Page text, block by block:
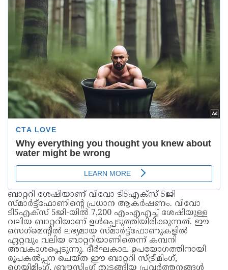
ബാറ്ററി ശേഷിയാണ് വിവോ ടി5എക്‌സ് 5ജി
സ്‌മാര്‍ട്ട്‌ഫോണിന്‍റെ പ്രധാന ആകർഷണം. വിവോ
ടി5എക്‌സ് 5ജി-യിൽ 7,200 എംഎഎച്ച് ശേഷിയുള്ള
വലിയ ബാറ്ററിയാണ് ഉള്‍പ്പെടുത്തിയിരിക്കുന്നത്. ഈ
സെഗ്‌മെന്‍റില്‍ ലഭ്യമായ സ്‍മാർട്ട്ഫോണുകളിൽ
ഏറ്റവും വലിയ ബാറ്ററിയാണിതെന്ന് കമ്പനി
അവകാശപ്പെടുന്നു. ദീർഘകാല ഉപയോഗത്തിനായി
രൂപകൽപ്പന ചെയ്ത ഈ ബാറ്ററി സ്‍ട്രീമിംഗ്,